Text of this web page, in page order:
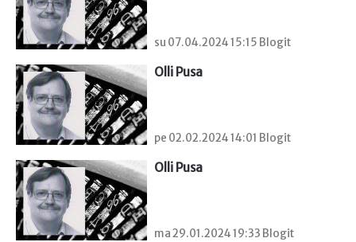
su 07.04.2024 15:15 Blogit
Olli Pusa
pe 02.02.2024 14:01 Blogit
Olli Pusa
ma 29.01.2024 19:33 Blogit